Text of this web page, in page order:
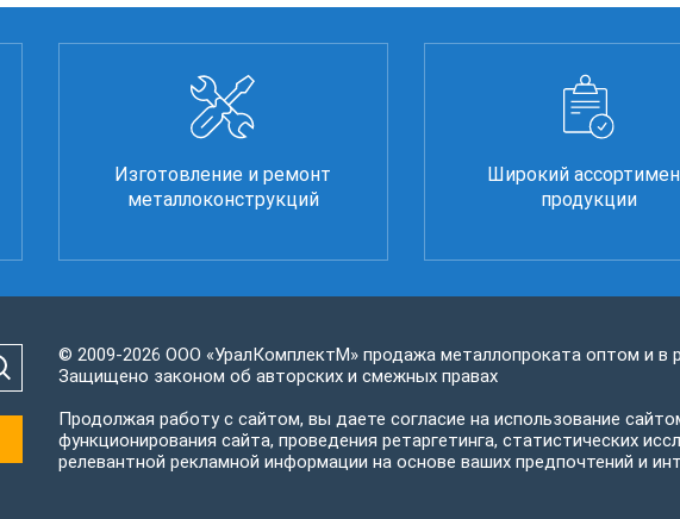
Изготовление и ремонт
металлоконструкций
Широкий
продукции
© 2009-2026 ООО «УралКомплектМ» продажа металлопроката оптом и в
Защищено законом об авторских и смежных правах
Продолжая работу с сайтом, вы даете согласие на использование
функционирования сайта, проведения ретаргетинга, статистических
релевантной рекламной информации на основе ваших предпочтений и